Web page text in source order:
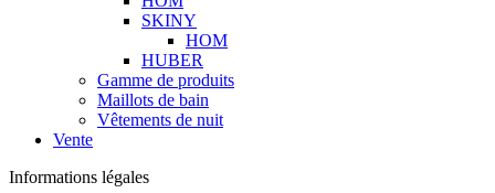
SKINY
HOM
HUBER
Gamme de produits
Maillots de bain
Vêtements de nuit
Vente
Informations légales